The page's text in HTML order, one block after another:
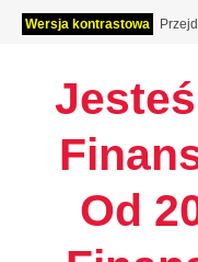
Wersja kontrastowa
Od